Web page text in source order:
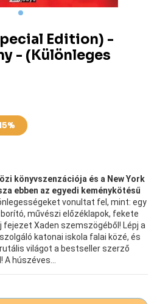
Edition) -
- (Különleges
könyvszenzációja és a New York
ebben az egyedi keménykötésű
vonultat fel, mint: egy
művészi előzéklapok, fekete
Xaden szemszögéből! Lépj a
katonai iskola falai közé, és
világot a bestseller szerző
húszéves...